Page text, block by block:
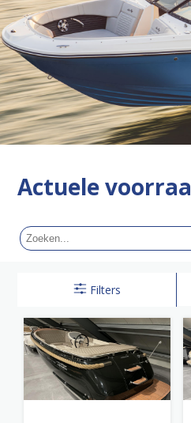
Actuele
Filters